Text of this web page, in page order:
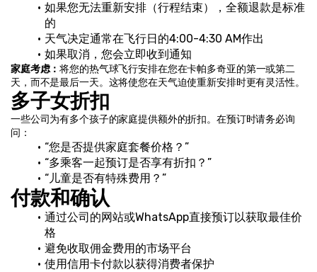
如果您无法重新安排（行程结束），全额退款是标准
的
天气决定通常在飞行日的4:00-4:30 AM作出
如果取消，您会立即收到通知
家庭考虑：将您的热气球飞行安排在您在卡帕多奇亚的第一或第二
天，而不是最后一天。这将使您在天气迫使重新安排时更有灵活性。
多子女折扣
一些公司为有多个孩子的家庭提供额外的折扣。在预订时请务必询
问：
“您是否提供家庭套餐价格？”
“多乘客一起预订是否享有折扣？”
“儿童是否有特殊费用？”
付款和确认
通过公司的网站或WhatsApp直接预订以获取最佳价
格
避免收取佣金费用的市场平台
使用信用卡付款以获得消费者保护